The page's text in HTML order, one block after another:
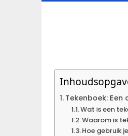
Tekenboek:
Wat is een
Waarom is
Hoe gebruik